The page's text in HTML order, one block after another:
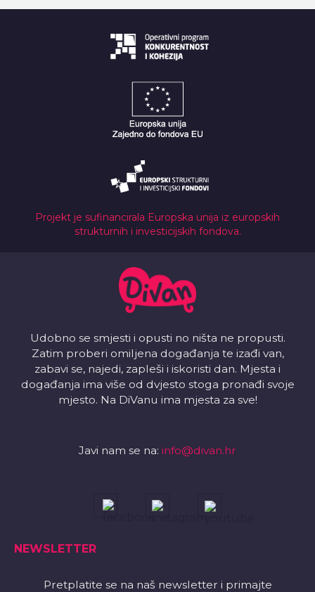
Projekt je sufinancirala Europska unija iz europskih
strukturnih i investicijskih fondova.
Udobno se smjesti i opusti no ništa ne propusti.
Zatim proberi omiljena događanja te izađi van,
zabavi se, najedi, zapleši i iskoristi dan. Mjesta i
događanja ima više od dvjesto stoga pronađi svoje
mjesto. Na DiVanu ima mjesta za sve!
Javi nam se na: info@divan.hr
NEWSLETTER
Pretplatite se na naš newsletter i primajte